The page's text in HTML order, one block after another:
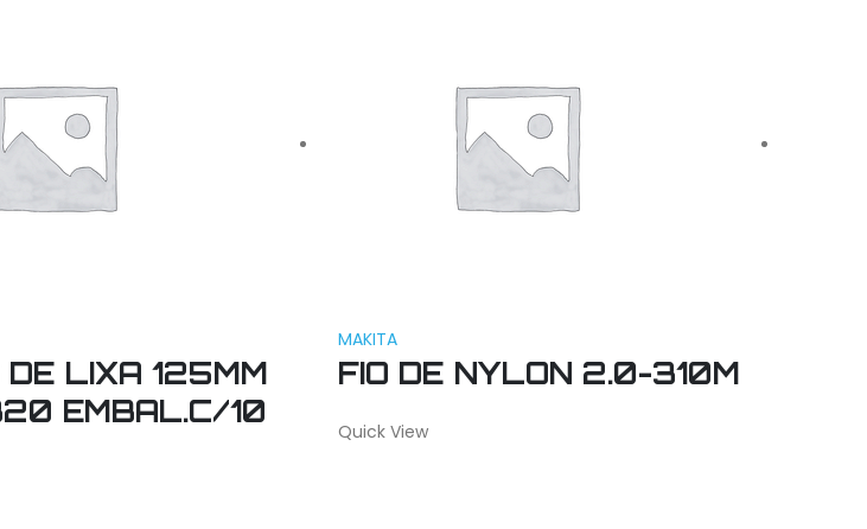
DE LIXA 125MM
EMBAL.C/10
MAKITA
FIO DE NYLON 2.0-310M
Quick View